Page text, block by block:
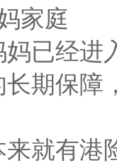
家庭
妈已经进
长期保障
来就有港